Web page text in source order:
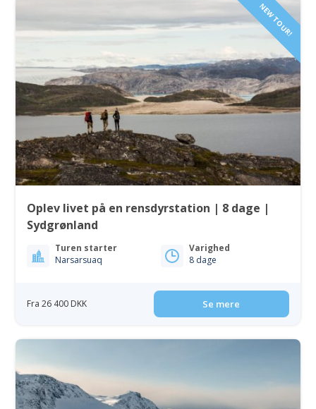
NEW TOUR!
Oplev livet på en rensdyrstation | 8 dage |
Sydgrønland
Turen starter
Narsarsuaq
Varighed
8 dage
Fra 26 400 DKK Se mere